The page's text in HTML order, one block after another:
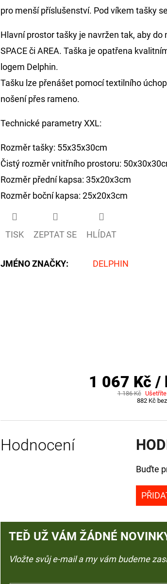
pro menší příslušenství. Pod víkem tašky
Hlavní prostor tašky je navržen tak, aby
SPACE či AREA. Taška je opatřena
logem Delphin.
Tašku lze přenášet pomocí textilního
nošení přes rameno.
Technické parametry XXL:
Rozměr tašky: 55x35x30cm
Čistý rozměr vnitřního prostoru:
Rozměr přední kapsa: 35x20x3cm
Rozměr boční kapsa: 25x20x3cm
TISK ZEPTAT SE HLÍDAT
JMÉNO ZNAČKY: DELPHIN
1 067 Kč /
1 186 Kč Ušetříte
882 Kč
Hodnocení
Buďte
TEĎ UŽ VÁM ŽÁDNÉ
Vložte svůj e-mail a my vám budeme